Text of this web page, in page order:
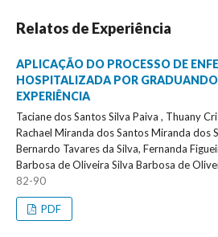
Relatos de Experiência
APLICAÇÃO DO PROCESSO DE
HOSPITALIZADA POR
EXPERIÊNCIA
Taciane dos Santos Silva Paiva , Thuany
Rachael Miranda dos Santos Miranda dos
Bernardo Tavares da Silva, Fernanda
Barbosa de Oliveira Silva Barbosa de
82-90
PDF